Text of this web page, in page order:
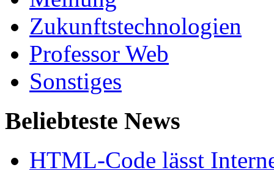
Zukunftstechnologien
Professor Web
Sonstiges
Beliebteste News
HTML-Code lässt